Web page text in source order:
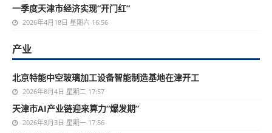
一季度天津市经济实现“开门红”
2026年4月18日 星期六 16:56
产业
北京特能中空玻璃加工设备智能制造基地在津开工
2026年8月4日 星期二 17:57
天津市AI产业链迎来算力“爆发期”
2026年8月3日 星期一 17:56